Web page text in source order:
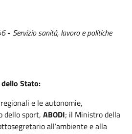
- Servizio sanità, lavoro e politiche
Stato:
e le autonomie,
dello sport, ABODI; il Ministro della
all’ambiente e alla